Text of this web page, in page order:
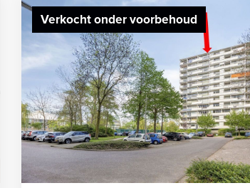
Verkocht onder voorbehoud